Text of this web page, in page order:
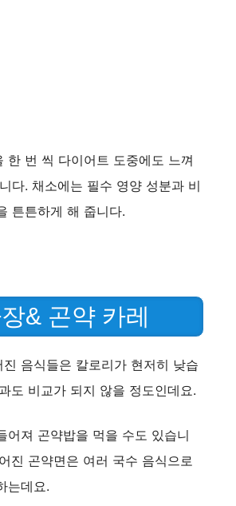
한 번 씩 다이어트 도중에도 느껴
다. 채소에는 필수 영양 성분과 비
튼튼하게 해 줍니다.
& 곤약 카레
음식들은 칼로리가 현저히 낮습
도 비교가 되지 않을 정도인데요.
어져 곤약밥을 먹을 수도 있습니
진 곤약면은 여러 국수 음식으로
는데요.